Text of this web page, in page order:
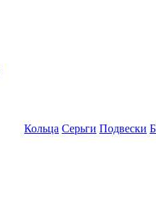
Кольца Серьги Подвески